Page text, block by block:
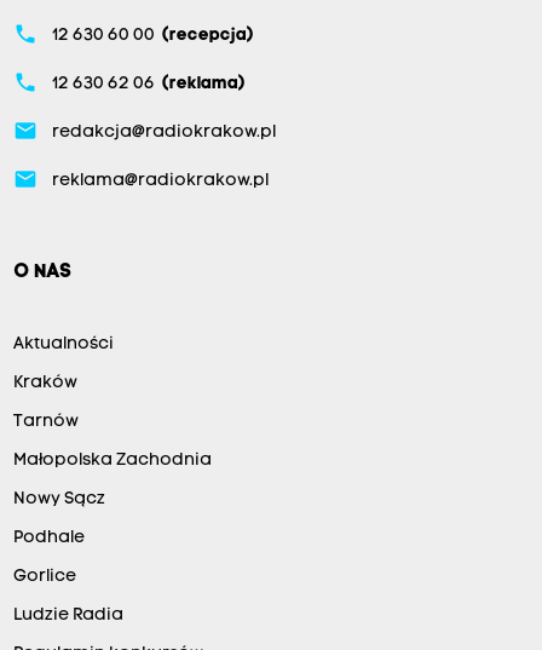
phone 12 630 60 00 (recepcja)
phone 12 630 62 06 (reklama)
email redakcja@radiokrakow.pl
email reklama@radiokrakow.pl
O NAS
Aktualności
Kraków
Tarnów
Małopolska Zachodnia
Nowy Sącz
Podhale
Gorlice
Ludzie Radia